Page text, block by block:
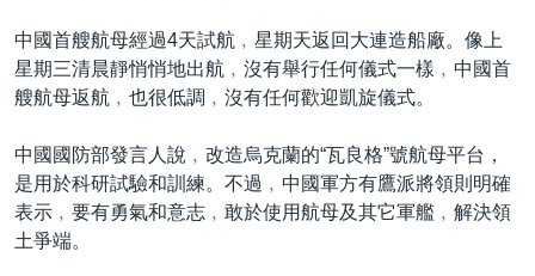
YOUTUBE頻道
港人港心
美國透視
廣播節目表
其他語言網站
中國首艘航母經過4天試航﹐星期天返回大連造船廠。像上
星期三清晨靜悄悄地出航﹐沒有舉行任何儀式一樣﹐中國首
艘航母返航﹐也很低調﹐沒有任何歡迎凱旋儀式。
中國國防部發言人說﹐改造烏克蘭的“瓦良格”號航母平台，
是用於科研試驗和訓練。不過﹐中國軍方有鷹派將領則明確
表示﹐要有勇氣和意志﹐敢於使用航母及其它軍艦﹐解決領
土爭端。